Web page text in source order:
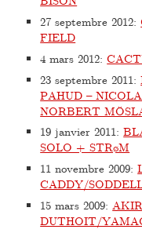
27 septembre 2012:
FIELD
4 mars 2012:
23 septembre 2011:
PAHUD –
NORBERT
19 janvier 2011:
SOLO + STRøM
11 novembre 2009:
CADDY/
15 mars 2009:
DUTHOIT/